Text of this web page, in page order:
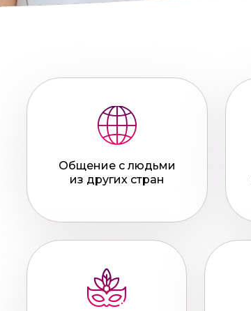
Общение с людьми
из других стран